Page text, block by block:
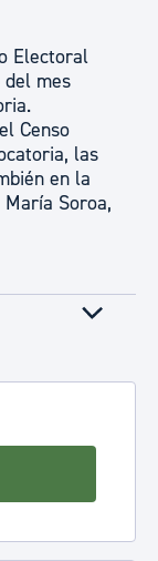
Electoral
mes
Censo
las
en la
Soroa,